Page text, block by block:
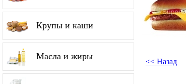
Крупы и каши
Масла и жиры
<< Назад